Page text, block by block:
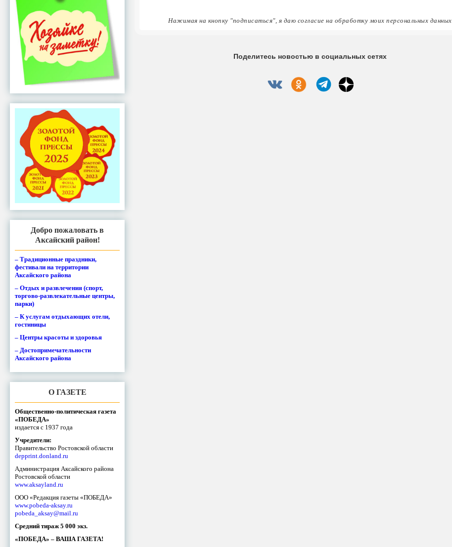
Добро пожаловать в
Аксайский район!
– Традиционные праздники,
фестивали на территории
Аксайского района
– Отдых и развлечения (спорт,
торгово-развлекательные центры,
парки)
– К услугам отдыхающих отели,
гостиницы
– Центры красоты и здоровья
– Достопримечательности
Аксайского района
О ГАЗЕТЕ
Общественно-политическая газета
«ПОБЕДА»
издается с 1937 года
Учредители:
Правительство Ростовской области
depprint.donland.ru
Администрация Аксайского района
Ростовской области
www.aksayland.ru
ООО «Редакция газеты «ПОБЕДА»
www.pobeda-aksay.ru
pobeda_aksay@mail.ru
Средний тираж 5 000 экз.
«ПОБЕДА» – ВАША ГАЗЕТА!
Нажимая на кнопку "подписаться", я даю согласие на обработку моих персональных данных
Поделитесь новостью в социальных сетях